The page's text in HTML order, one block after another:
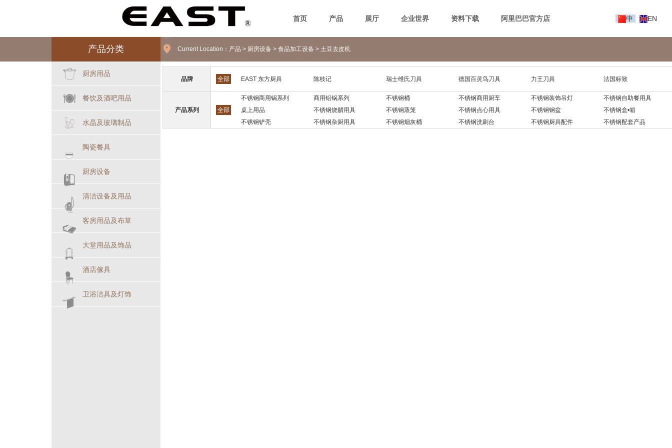
首页 产品 展厅 企业世界 资料下载 阿里巴巴官方店 中 EN
产品分类
厨房用品
餐饮及酒吧用品
水晶及玻璃制品
陶瓷餐具
厨房设备
清洁设备及用品
客房用品及布草
大堂用品及饰品
酒店傢具
卫浴洁具及灯饰
Current Location： 产品 > 厨房设备 > 食品加工设备 > 土豆去皮机
品牌 全部 EAST 东方厨具 陈枝记 瑞士维氏刀具 德国百灵鸟刀具 力王刀具 法国标致
产品系列 全部
不锈钢商用锅系列 商用铝锅系列 不锈钢桶 不锈钢商用厨车 不锈钢装饰吊灯
不锈钢自助餐用具
桌上用品
不锈钢烧腊用具 不锈钢蒸笼 不锈钢点心用具 不锈钢钢盆
不锈钢盒•箱
不锈钢铲壳
不锈钢杂厨用具 不锈钢烟灰桶 不锈钢洗刷台 不锈钢厨具配件 不锈钢配套产品